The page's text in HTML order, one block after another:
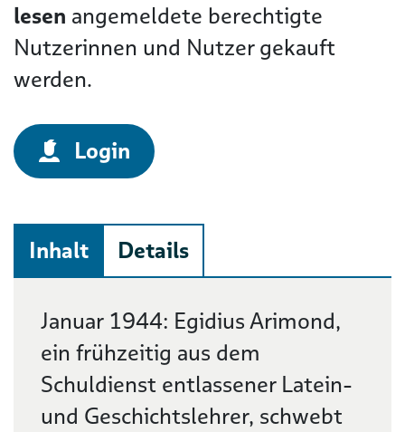
lesen angemeldete berechtigte
Nutzerinnen und Nutzer gekauft
werden.
Login
Inhalt Details
Beschreibung
Januar 1944: Egidius Arimond,
ein frühzeitig aus dem
Schuldienst entlassener Latein-
und Geschichtslehrer, schwebt